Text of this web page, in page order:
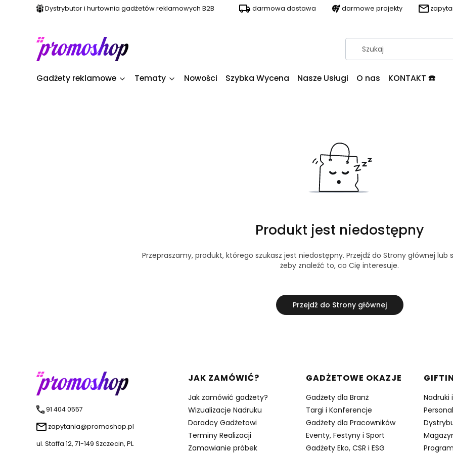
Dystrybutor i hurtownia gadżetów reklamowych B2B darmowa dostawa darmowe projekty
Gadżety reklamowe Tematy Nowości Szybka Wycena Nasze Usługi O nas KONTAKT ☎️
Produkt jest niedostępny
Przepraszamy, produkt, którego szukasz jest niedostępny. Przejdź do Strony głównej lub
żeby znaleźć to, co Cię interesuje.
Przejdź do Strony głównej
91 404 0557
zapytania@promoshop.pl
ul. Staffa 12, 71-149 Szczecin, PL
Linki w stopce
JAK ZAMÓWIĆ?
Jak zamówić gadżety?
Wizualizacje Nadruku
Doradcy Gadżetowi
Terminy Realizacji
Zamawianie próbek
GADŻETOWE OKAZJE
Gadżety dla Branż
Targi i Konferencje
Gadżety dla Pracowników
Eventy, Festyny i Sport
Gadżety Eko, CSR i ESG
Nadruki